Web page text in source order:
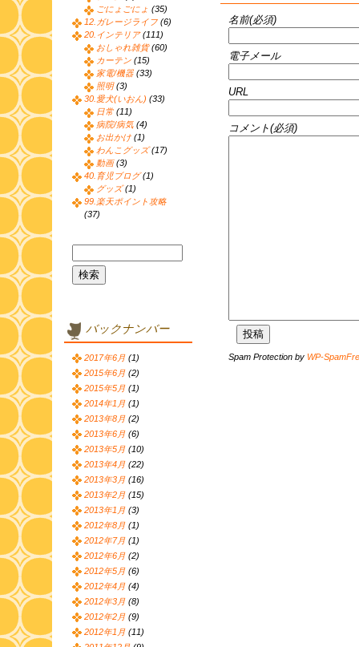
名前(必須)
電子メール
URL
コメント(必須)
Spam Protection by WP-
ごにょごにょ (35)
12.ガレージライフ (6)
20.インテリア(111)
おしゃれ雑貨(60)
カーテン (15)
家電/機器 (33)
照明(3)
30.愛犬(いおん) (33)
日常 (11)
病院/病気 (4)
お出かけ (1)
わんこグッズ(17)
動画(3)
40.育児ブログ(1)
グッズ(1)
99.楽天ポイント攻略
(37)
バックナンバー
2017年6月 (1)
2015年6月 (2)
2015年5月 (1)
2014年1月 (1)
2013年8月 (2)
2013年6月 (6)
2013年5月 (10)
2013年4月 (22)
2013年3月 (16)
2013年2月 (15)
2013年1月 (3)
2012年8月 (1)
2012年7月 (1)
2012年6月 (2)
2012年5月 (6)
2012年4月 (4)
2012年3月 (8)
2012年2月 (9)
2012年1月 (11)